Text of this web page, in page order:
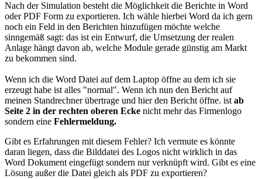
Nach der Simulation besteht die Möglichkeit die Berichte in Word
oder PDF Form zu exportieren. Ich wähle hierbei Word da ich gern
noch ein Feld in den Berichten hinzufügen möchte welche
sinngemäß sagt: das ist ein Entwurf, die Umsetzung der realen
Anlage hängt davon ab, welche Module gerade günstig am Markt
zu bekommen sind.
Wenn ich die Word Datei auf dem Laptop öffne au dem ich sie
erzeugt habe ist alles "normal". Wenn ich nun den Bericht auf
meinen Standrechner übertrage und hier den Bericht öffne. ist ab
Seite 2 in der rechten oberen Ecke nicht mehr das Firmenlogo
sondern eine Fehlermeldung.
Gibt es Erfahrungen mit diesem Fehler? Ich vermute es könnte
daran liegen, dass die Bilddatei des Logos nicht wirklich in das
Word Dokument eingefügt sondern nur verknüpft wird. Gibt es eine
Lösung außer die Datei gleich als PDF zu exportieren?